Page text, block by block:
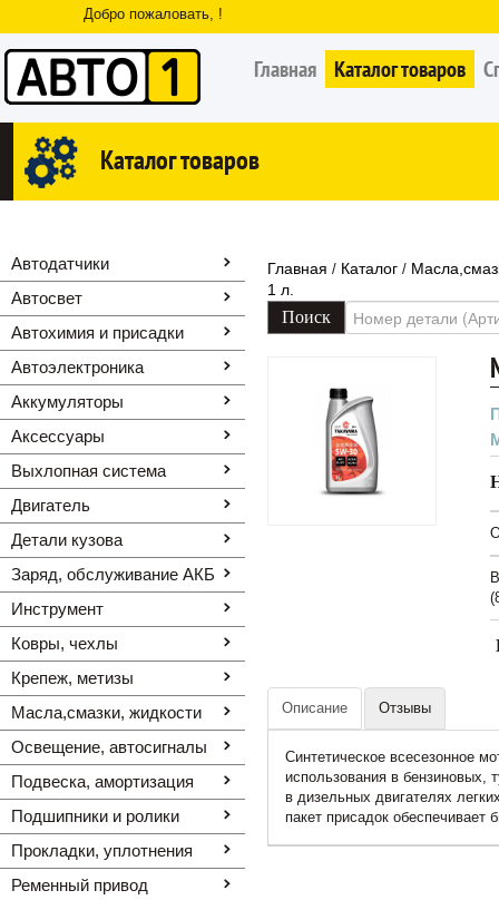
Добро пожаловать, !
Главная Каталог товаров
Каталог товаров
Автодатчики
Автосвет
Автохимия и присадки
Автоэлектроника
Аккумуляторы
Аксессуары
Выхлопная система
Двигатель
Детали кузова
Заряд, обслуживание АКБ
Инструмент
Ковры, чехлы
Крепеж, метизы
Масла,смазки, жидкости
Освещение, автоcигналы
Подвеска, амортизация
Подшипники и ролики
Прокладки, уплотнения
Ременный привод
Главная / Каталог /
1 л.
Описание Отзывы
Синтетическое всесезонное
использования в бензиновых,
в дизельных двигателях
пакет присадок обеспечивает